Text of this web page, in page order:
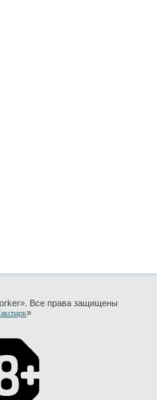
Все права защищены
»